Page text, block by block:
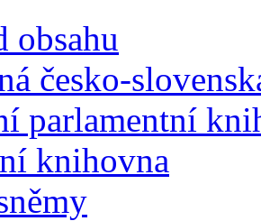
obsahu
česko-
parlamentní
knihovna